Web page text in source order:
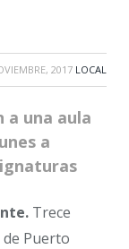
2017 LOCAL
a una aula
a
Trece
Puerto